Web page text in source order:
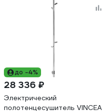
до -4%
28 336 ₽
Электрический
полотенцесушитель VINCEA